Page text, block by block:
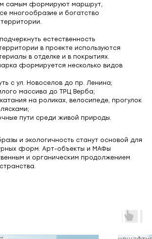
самым формируют маршрут,
многообразие и богатство
естественность
в проекте используются
в отделке и в покрытиях.
формируется несколько видов
с ул. Новоселов до пр. Ленина;
массива до ТРЦ Верба;
на роликах, велосипеде, прогулок
пути среди живой природы.
и экологичность станут основой для
форм. Арт-объекты и МАФы
и органическим продолжением